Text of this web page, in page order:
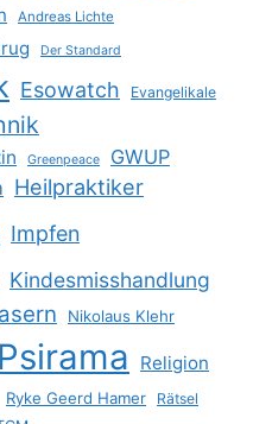
Andreas Lichte
Der Standard
Esowatch Evangelikale
Greenpeace GWUP
Heilpraktiker
Impfen
Kindesmisshandlung
Nikolaus Klehr
Psirama Religion
Ryke Geerd Hamer Rätsel